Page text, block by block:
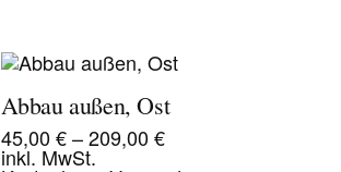
Abbau außen, Ost
45,00€–209,00€
inkl. MwSt.